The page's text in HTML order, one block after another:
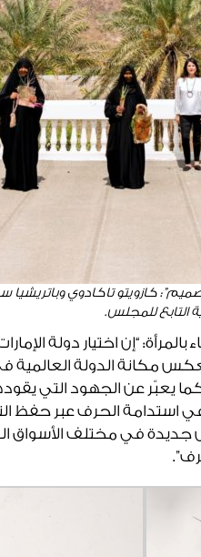
تاكادوي وباتريشيا
التابع للمجلس.
“إن اختيار دولة
مكانة الدولة العالمية
كما يعبّر عن الجهود التي
استدامة الحرف عبر حفظ
جديدة في مختلف الأسواق